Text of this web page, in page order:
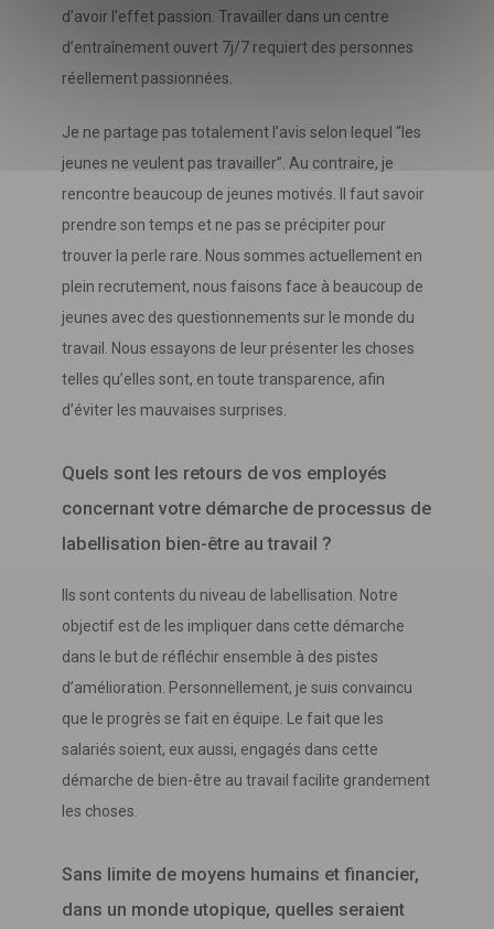
d’avoir l’effet passion. Travailler dans un centre
d’entraînement ouvert 7j/7 requiert des personnes
réellement passionnées.
Je ne partage pas totalement l’avis selon lequel “les
jeunes ne veulent pas travailler”. Au contraire, je
rencontre beaucoup de jeunes motivés. Il faut savoir
prendre son temps et ne pas se précipiter pour
trouver la perle rare. Nous sommes actuellement en
plein recrutement, nous faisons face à beaucoup de
jeunes avec des questionnements sur le monde du
travail. Nous essayons de leur présenter les choses
telles qu’elles sont, en toute transparence, afin
d’éviter les mauvaises surprises.
Quels sont les retours de vos employés
concernant votre démarche de processus de
labellisation bien-être au travail ?
Ils sont contents du niveau de labellisation. Notre
objectif est de les impliquer dans cette démarche
dans le but de réfléchir ensemble à des pistes
d’amélioration. Personnellement, je suis convaincu
que le progrès se fait en équipe. Le fait que les
salariés soient, eux aussi, engagés dans cette
démarche de bien-être au travail facilite grandement
les choses.
Sans limite de moyens humains et financier,
dans un monde utopique, quelles seraient